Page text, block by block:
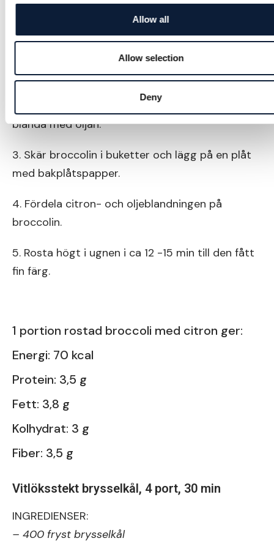
Allow all
Allow selection
Deny
1. Värm ugnen till 225 ºC
nymald svartpeppar. Pressa ut saften och
blanda med oljan.
3. Skär broccolin i buketter och lägg på en plåt
med bakplåtspapper.
4. Fördela citron- och oljeblandningen på
broccolin.
5. Rosta högt i ugnen i ca 12 -15 min till den fått
fin färg.
1 portion rostad broccoli med citron ger:
Energi: 70 kcal
Protein: 3,5 g
Fett: 3,8 g
Kolhydrat: 3 g
Fiber: 3,5 g
Vitlöksstekt brysselkål, 4 port, 30 min
INGREDIENSER:
– 400 fryst brysselkål